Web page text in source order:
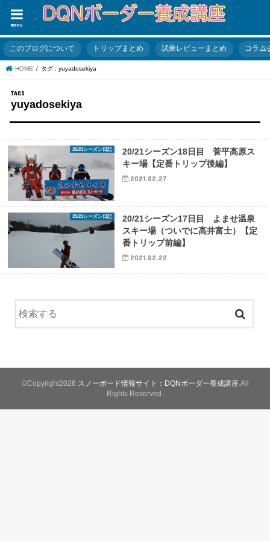
menu
このブログについて トリップまとめ 試乗レビューまとめ コラム
HOME タグ : yuyadosekiya
yuyadosekiya
20/21シーズン日記
20/21シーズン18日目 菅平高原ス
キー場【定番トリップ後編】
2021.02.27
20/21シーズン日記
20/21シーズン17日目 よませ温泉
スキー場（ついでに高井富士）【定
番トリップ前編】
2021.02.22
©Copyright2026 スノーボード情報サイト：DQNボーダー養成講座.All
Rights Reserved.